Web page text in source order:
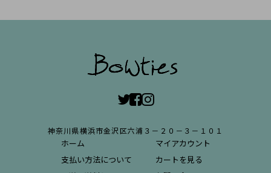
神奈川県横浜市金沢区六浦３－２０－３－１０１
ホーム
支払い方法について
マイアカウント
カートを見る